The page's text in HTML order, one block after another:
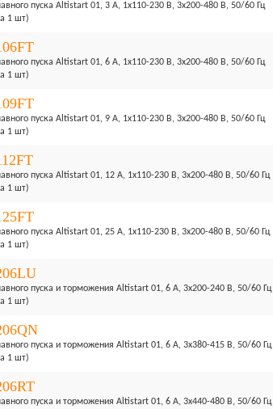
пуска Altistart 01, 3 А, 1х110-230 В, 3х200-480 В, 50/60 Гц
1 шт)
пуска Altistart 01, 6 А, 1х110-230 В, 3х200-480 В, 50/60 Гц
1 шт)
пуска Altistart 01, 9 А, 1х110-230 В, 3х200-480 В, 50/60 Гц
1 шт)
пуска Altistart 01, 12 А, 1х110-230 В, 3х200-480 В, 50/60 Гц
1 шт)
пуска Altistart 01, 25 А, 1х110-230 В, 3х200-480 В, 50/60 Гц
1 шт)
пуска и торможения Altistart 01, 6 А, 3х200-240 В, 50/60 Гц
1 шт)
пуска и торможения Altistart 01, 6 А, 3х380-415 В, 50/60 Гц
1 шт)
пуска и торможения Altistart 01, 6 А, 3х440-480 В, 50/60 Гц